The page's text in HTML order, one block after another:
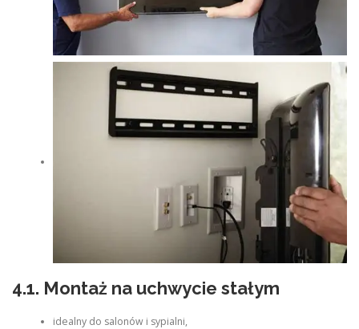
4.1. Montaż na uchwycie stałym
idealny do salonów i sypialni,